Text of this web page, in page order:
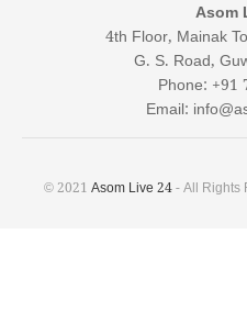
Asom
4th Floor, Mainak
G. S. Road,
Phone: +91
Email:
© 2021 Asom Live 24- All Rights